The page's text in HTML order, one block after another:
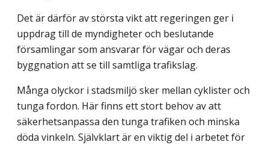
Det är därför av största vikt att regeringen ger i
uppdrag till de myndigheter och beslutande
församlingar som ansvarar för vägar och deras
byggnation att se till samtliga trafikslag.
Många olyckor i stadsmiljö sker mellan cyklister och
tunga fordon. Här finns ett stort behov av att
säkerhetsanpassa den tunga trafiken och minska
döda vinkeln. Självklart är en viktig del i arbetet för